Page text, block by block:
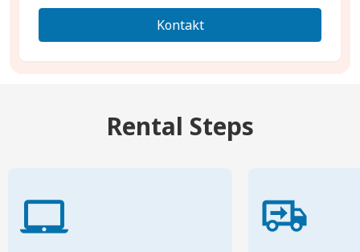
Kontakt
Rental Steps